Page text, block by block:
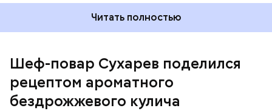
Читать полностью
Шеф-повар Сухарев поделился
рецептом ароматного
бездрожжевого кулича
— Этот вариант кулича не содержит дрожжей,
поэтому люди, которые любят сидеть на диете,
оценят его.